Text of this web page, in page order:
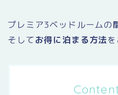
プレミア3ベッドルームの
そしてお得に泊まる方法